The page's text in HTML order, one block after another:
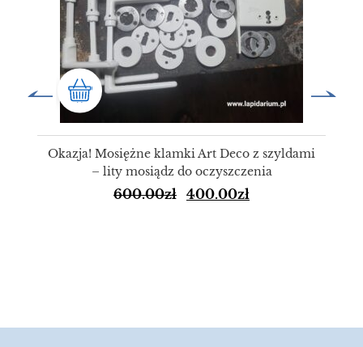
Okazja! Mosiężne klamki Art Deco z szyldami
– lity mosiądz do oczyszczenia
600.00zł 400.00zł